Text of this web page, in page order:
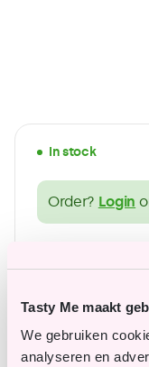
Tasty Me maakt
We gebruiken
analyseren en
In stock
Order? Login